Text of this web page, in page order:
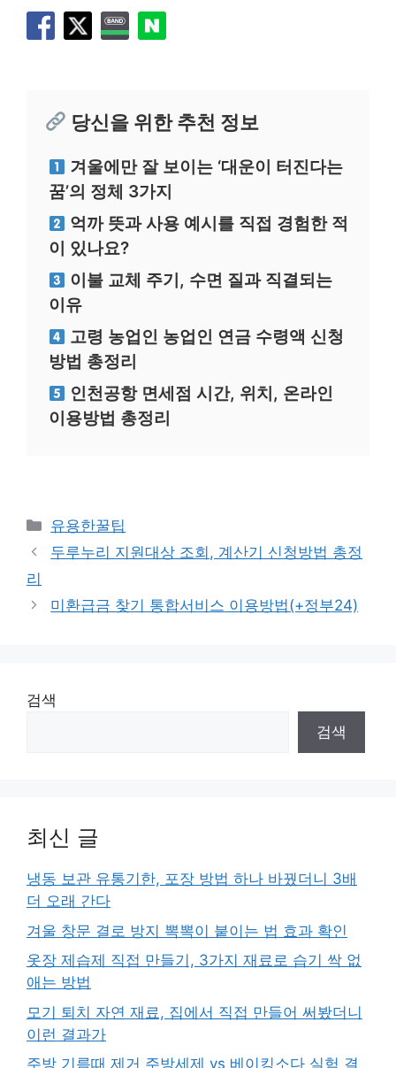
당신을 위한 추천 정보
겨울에만 잘 보이는 ‘대운이 터진다는
꿈’의 정체 3가지
억까 뜻과 사용 예시를 직접 경험한 적
이 있나요?
이불 교체 주기, 수면 질과 직결되는
이유
고령 농업인 농업인 연금 수령액 신청
방법 총정리
인천공항 면세점 시간, 위치, 온라인
이용방법 총정리
카
테
유용한꿀팁
두루누리 지원대상 조회, 계산기 신청방법 총정
리
미환급금 찾기 통합서비스 이용방법(+정부24)
검색
검색
최신 글
냉동 보관 유통기한, 포장 방법 하나 바꿨더니 3배
더 오래 간다
겨울 창문 결로 방지 뽁뽁이 붙이는 법 효과 확인
옷장 제습제 직접 만들기, 3가지 재료로 습기 싹 없
애는 방법
모기 퇴치 자연 재료, 집에서 직접 만들어 써봤더니
이런 결과가
주방 기름때 제거 주방세제 vs 베이킹소다 실험 결